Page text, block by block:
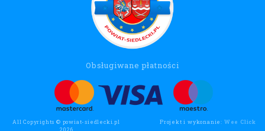
Obsługiwane płatności
All Copyrights © powiat-siedlecki.pl
2026
Projekt i wykonanie: Wee Click